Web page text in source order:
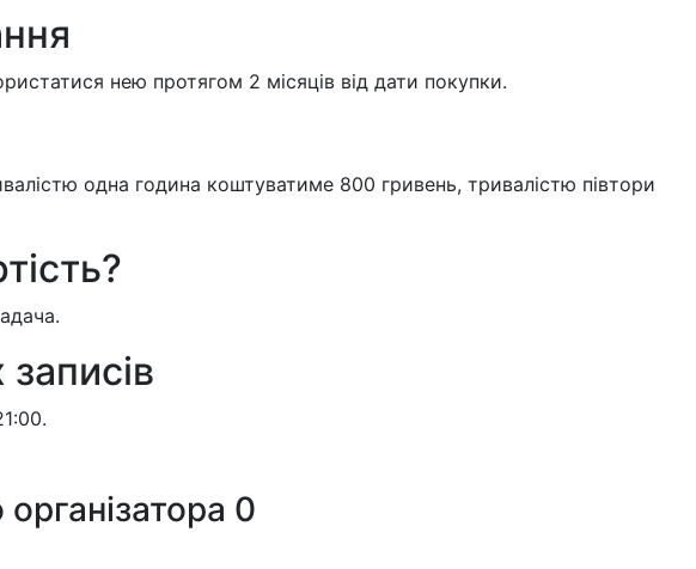
нею протягом 2 місяців від дати покупки.
одна година коштуватиме 800 гривень, тривалістю півтори
0